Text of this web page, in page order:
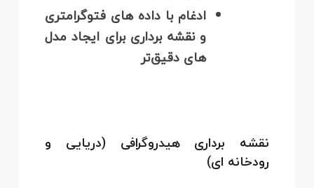
ادغام با داده‌ های فتوگرامتری
و نقشه‌ برداری برای ایجاد مدل‌
های دقیق‌تر
نقشه‌ برداری هیدروگرافی (دریایی و
رودخانه‌ ای)